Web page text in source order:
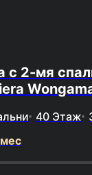
с 2-мя
40 Этаж